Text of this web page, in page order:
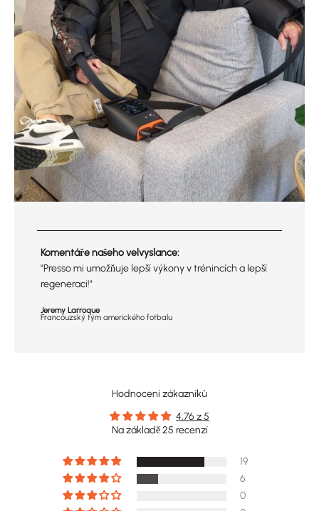
Komentáře našeho velvyslance:
"Presso mi umožňuje lepší výkony v trénincích a lepší
regeneraci!"
Jeremy Larroque
Francouzský tým amerického fotbalu
Hodnocení zákazníků
4,76 z 5
Na základě 25 recenzí
19
6
0